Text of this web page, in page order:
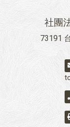
社團
73191